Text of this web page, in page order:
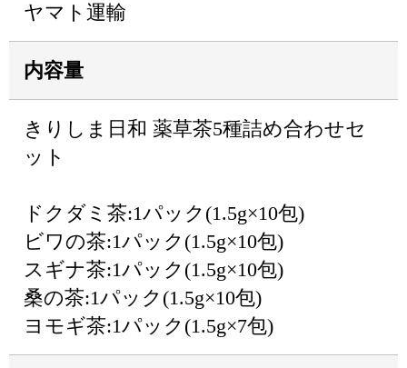
ヤマト運輸
内容量
きりしま日和 薬草茶5種詰め合わせセ
ット
ドクダミ茶:1パック(1.5g×10包)
ビワの茶:1パック(1.5g×10包)
スギナ茶:1パック(1.5g×10包)
桑の茶:1パック(1.5g×10包)
ヨモギ茶:1パック(1.5g×7包)